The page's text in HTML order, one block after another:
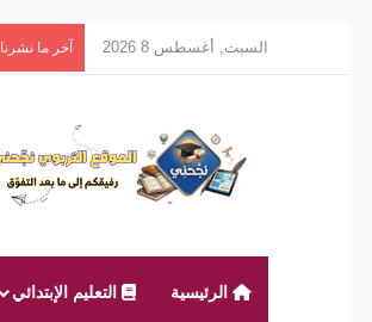
السبت, أغسطس 8 2026 آخر ما نشرنا
الرئيسية التعليم الإبتدائي